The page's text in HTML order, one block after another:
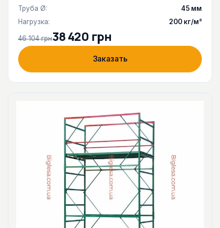
Труба Ø:
45 мм
Нагрузка:
200 кг/м²
46 104 грн38 420 грн
Заказать